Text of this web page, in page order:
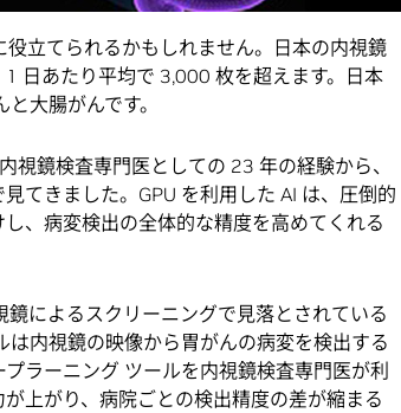
立てられるかもしれません。日本の内視鏡
日あたり平均で 3,000 枚を超えます。日本
大腸がんです。
視鏡検査専門医としての 23 年の経験から、
てきました。GPU を利用した AI は、圧倒的
、病変検出の全体的な精度を高めてくれる
によるスクリーニングで見落とされている
は内視鏡の映像から胃がんの病変を検出する
ラーニング ツールを内視鏡検査専門医が利
上がり、病院ごとの検出精度の差が縮まる